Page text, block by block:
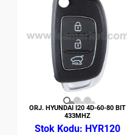
ORJ. HYUNDAI I20 4D-60-80 BIT
433MHZ
HYR120